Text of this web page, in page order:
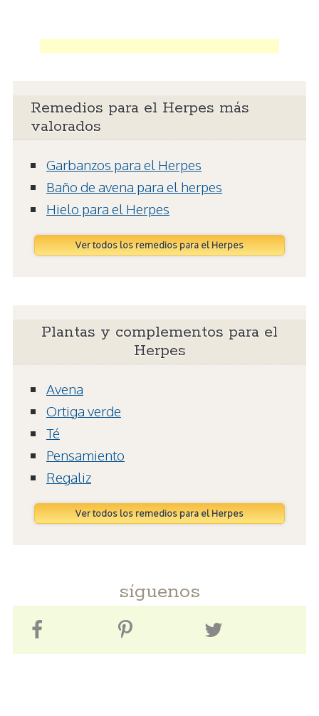
Remedios para el Herpes más
valorados
Garbanzos para el Herpes
Baño de avena para el herpes
Hielo para el Herpes
Ver todos los remedios para el Herpes
Plantas y complementos para el
Herpes
Avena
Ortiga verde
Té
Pensamiento
Regaliz
Ver todos los remedios para el Herpes
síguenos